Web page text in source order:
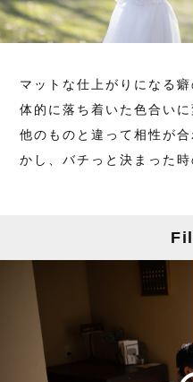
マットな仕上がりになる
体的に落ち着いた色合いに
他のものと違って相性が
かし、バチっと決まった